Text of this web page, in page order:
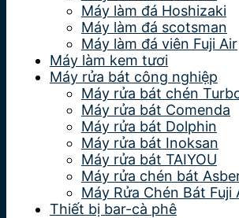
Máy làm đá Hoshizaki
Máy làm đá scotsman
Máy làm đá viên Fuji Air
Máy làm kem tươi
Máy rửa bát công nghiệp
Máy rửa bát chén
Máy rửa bát Comenda
Máy rửa bát Dolphin
Máy rửa bát Inoksan
Máy rửa bát TAIYOU
Máy rửa chén bát
Máy Rửa Chén Bát Fuji
Thiết bị bar-cà phê